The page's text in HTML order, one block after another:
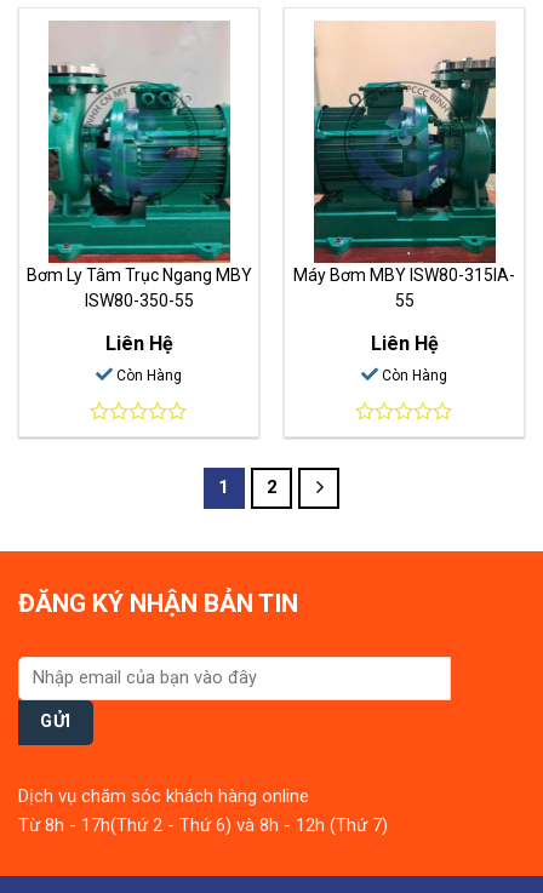
out
of
out
of
Bơm Ly Tâm Trục Ngang MBY
ISW80-350-55
Liên Hệ
Còn Hàng
0
Máy Bơm MBY ISW80-315IA-
55
Liên Hệ
Còn Hàng
0
1 2
ĐĂNG KÝ NHẬN BẢN TIN
Dịch vụ chăm sóc khách hàng online
Từ 8h - 17h(Thứ 2 - Thứ 6) và 8h - 12h (Thứ 7)